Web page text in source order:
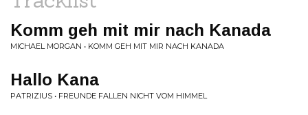
Komm geh mit mir nach Kanada
MICHAEL MORGAN • KOMM GEH MIT MIR NACH KANADA
Hallo Kana
PATRIZIUS • FREUNDE FALLEN NICHT VOM HIMMEL